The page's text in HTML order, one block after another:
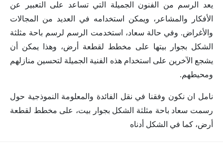
يعد الرسم من الفنون الجميلة التي تساعد على التعبير عن
الأفكار والمشاعر، ويمكن استخدامه في العديد من المجالات
والأغراض. وفي حالة سعاد، استخدمت الرسم لرسم باحة مثلثة
الشكل بجوار بيتها على مخطط لقطعة أرض، وهذا يمكن أن
يشجع الآخرين على استخدام هذه الفنية الجميلة لتحسين منازلهم
ومحيطهم.
نامل ان نكون وفقنا في نقل الفائدة والمعلومة النموذجية حول
رسمت سعاد باحة مثلثة الشكل بجوار بيت، على مخطط لقطعة
أرض، كما في الشكل أدناه